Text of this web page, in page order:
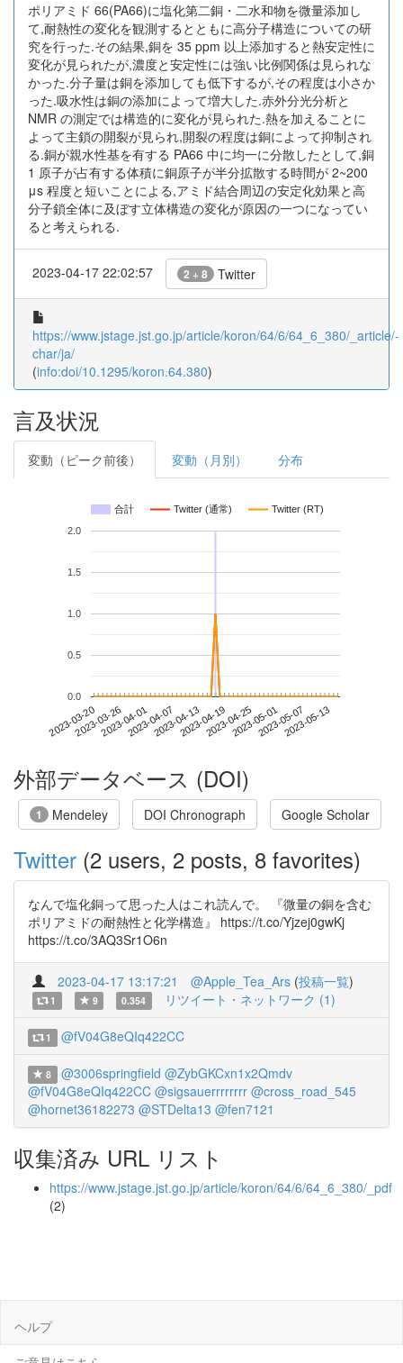
ポリアミド 66(PA66)に塩化第二銅・二水和物を微量添加し
て,耐熱性の変化を観測するとともに高分子構造についての研
究を行った.その結果,銅を 35 ppm 以上添加すると熱安定性に
変化が見られたが,濃度と安定性には強い比例関係は見られな
かった.分子量は銅を添加しても低下するが,その程度は小さか
った.吸水性は銅の添加によって増大した.赤外分光分析と
NMR の測定では構造的に変化が見られた.熱を加えることに
よって主鎖の開裂が見られ,開裂の程度は銅によって抑制され
る.銅が親水性基を有する PA66 中に均一に分散したとして,銅
1 原子が占有する体積に銅原子が半分拡散する時間が 2~200
μs 程度と短いことによる,アミド結合周辺の安定化効果と高
分子鎖全体に及ぼす立体構造の変化が原因の一つになってい
ると考えられる.
2023-04-17 22:02:57 2 + 8 Twitter
https://www.jstage.jst.go.jp/article/koron/64/6/64_6_380/_article/-
char/ja/
(info:doi/10.1295/koron.64.380)
言及状況
変動（ピーク前後） 変動（月別） 分布
合計 Twitter (通常) Twitter (RT)
2023-03-202023-03-262023-04-012023-04-072023-04-132023-04-192023-04-252023-05-012023-05-072023-05-13
0.0
0.5
1.0
1.5
2.0
外部データベース (DOI)
1 Mendeley DOI Chronograph Google Scholar
Twitter (2 users, 2 posts, 8 favorites)
なんで塩化銅って思った人はこれ読んで。 『微量の銅を含む
ポリアミドの耐熱性と化学構造』 https://t.co/Yjzej0gwKj
https://t.co/3AQ3Sr1O6n
2023-04-17 13:17:21 @Apple_Tea_Ars (投稿一覧)
1 9 0.354 リツイート・ネットワーク (1)
1 @fV04G8eQIq422CC
8 @3006springfield @ZybGKCxn1x2Qmdv
@fV04G8eQIq422CC @sigsauerrrrrrrr @cross_road_545
@hornet36182273 @STDelta13 @fen7121
収集済み URL リスト
https://www.jstage.jst.go.jp/article/koron/64/6/64_6_380/_pdf
(2)
ヘルプ